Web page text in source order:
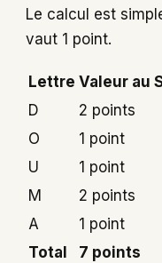
Le calcul est
vaut 1 point.
Lettre Valeur au
D
2 points
O
1 point
U
1 point
M
2 points
A
1 point
Total
7 points